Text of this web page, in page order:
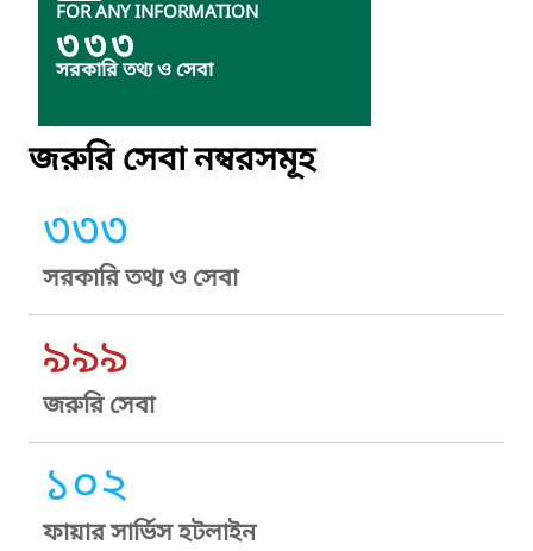
FOR ANY INFORMATION
৩৩৩
সরকারি তথ্য ও সেবা
জরুরি সেবা নম্বরসমূহ
৩৩৩
সরকারি তথ্য ও সেবা
৯৯৯
জরুরি সেবা
১০২
ফায়ার সার্ভিস হটলাইন